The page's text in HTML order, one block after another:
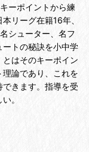
ーポイントから練
リーグ在籍16年、
シューター、名フ
ートの秘訣を小中学
はそのキーポイン
理論であり、これを
きます。指導を受
。